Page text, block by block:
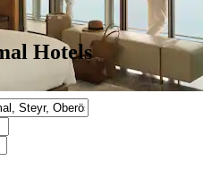
Hotels